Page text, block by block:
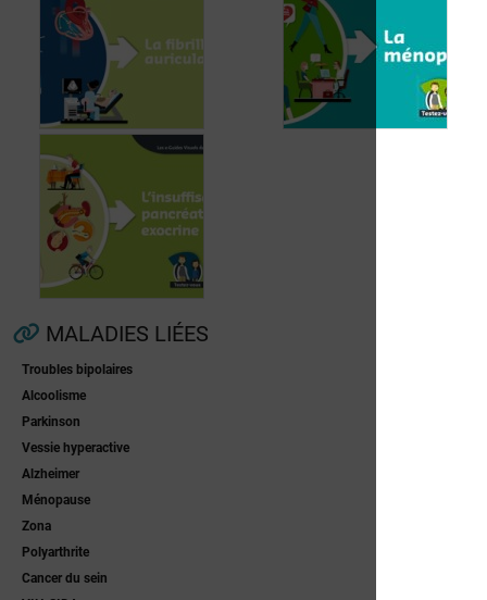
Fibrillation
auriculaire
Insuffisance
pancréatique
exocrine
MALADIES LIÉES
Troubles bipolaires
Alcoolisme
Parkinson
Vessie hyperactive
Alzheimer
Ménopause
Zona
Polyarthrite
Cancer du sein